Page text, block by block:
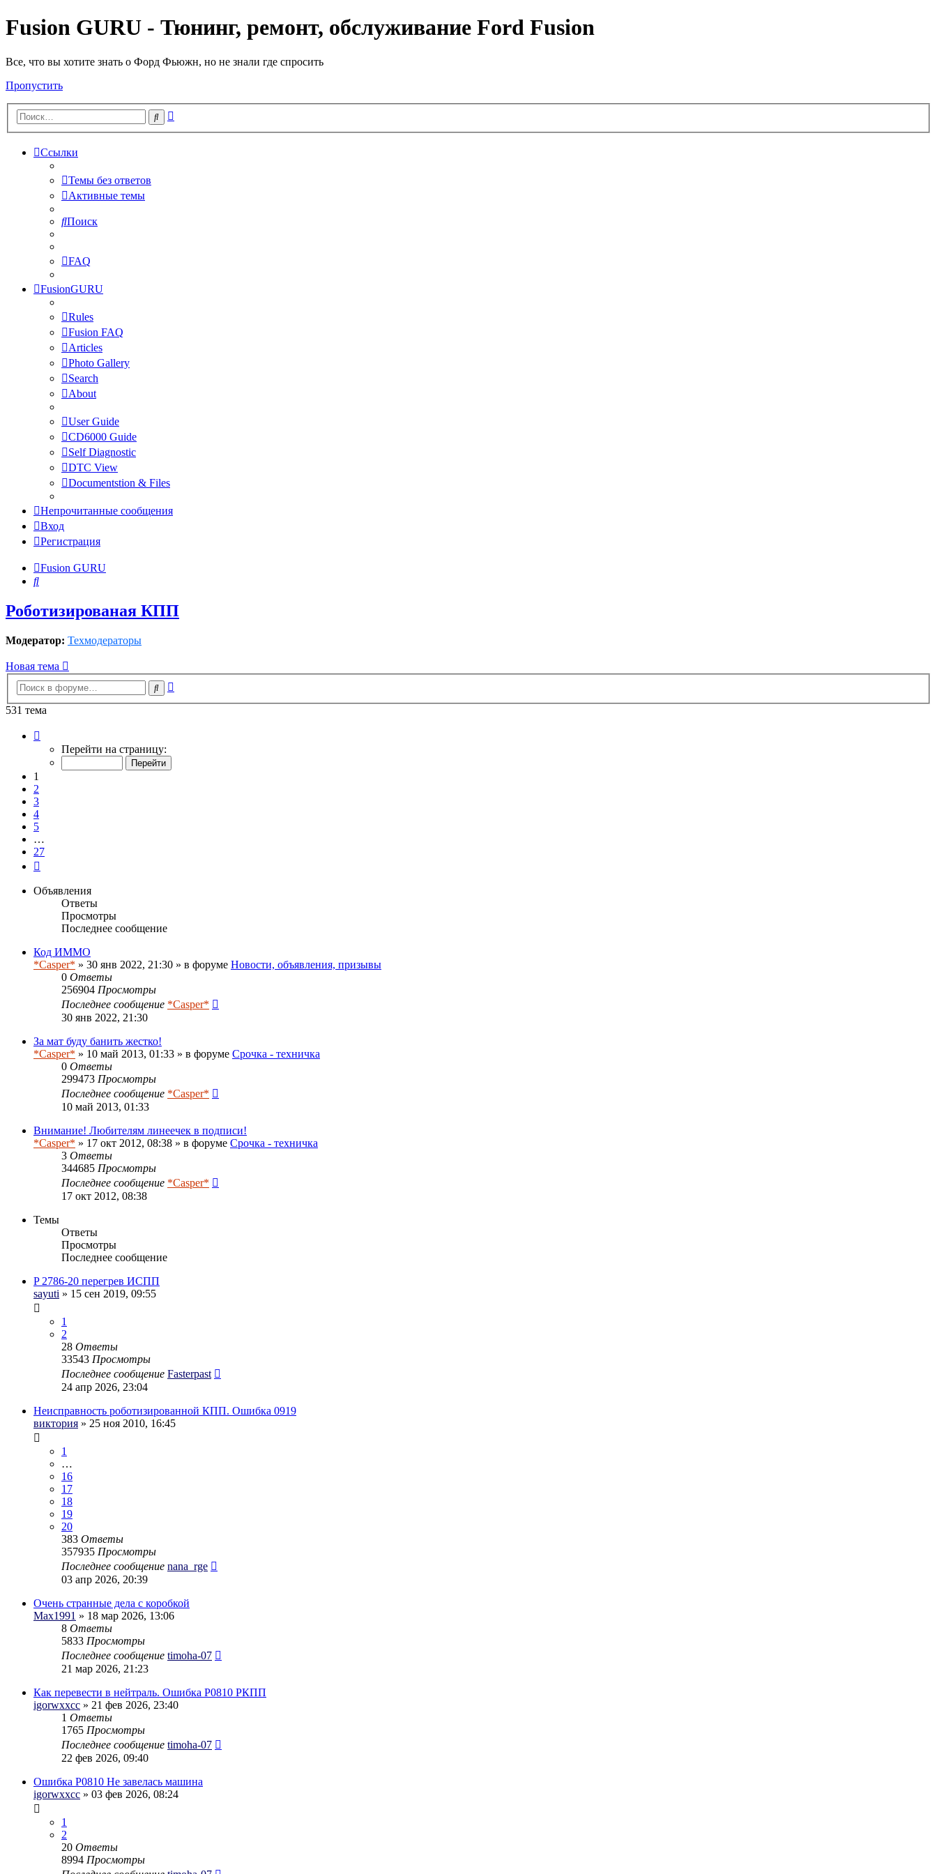
Fusion GURU - Тюнинг, ремонт, обслуживание Ford Fusion
Все, что вы хотите знать о Форд Фьюжн, но не знали где спросить
Пропустить
Поиск
Ссылки
Темы без ответов
Активные темы
Поиск
FAQ
FusionGURU
Rules
Fusion FAQ
Articles
Photo Gallery
Search
About
User Guide
CD6000 Guide
Self Diagnostic
DTC View
Documentstion & Files
Непрочитанные сообщения
Вход
Регистрация
Fusion GURU
Поиск
Роботизированая КПП
Модератор: Техмодераторы
Новая тема
Поиск
531 тема
Перейти на страницу:
1
2
3
4
5
…
27
Объявления
Ответы
Просмотры
Последнее сообщение
Код ИММО
*Casper* » 30 янв 2022, 21:30 » в форуме Новости, объявления, призывы
0 Ответы
256904 Просмотры
Последнее сообщение *Casper*
30 янв 2022, 21:30
За мат буду банить жестко!
*Casper* » 10 май 2013, 01:33 » в форуме Срочка - техничка
0 Ответы
299473 Просмотры
Последнее сообщение *Casper*
10 май 2013, 01:33
Внимание! Любителям линеечек в подписи!
*Casper* » 17 окт 2012, 08:38 » в форуме Срочка - техничка
3 Ответы
344685 Просмотры
Последнее сообщение *Casper*
17 окт 2012, 08:38
Темы
Ответы
Просмотры
Последнее сообщение
P 2786-20 перегрев ИСПП
sayuti » 15 сен 2019, 09:55
1
2
28 Ответы
33543 Просмотры
Последнее сообщение Fasterpast
24 апр 2026, 23:04
Неисправность роботизированной КПП. Ошибка 0919
виктория » 25 ноя 2010, 16:45
1
…
16
17
18
19
20
383 Ответы
357935 Просмотры
Последнее сообщение nana_rge
03 апр 2026, 20:39
Очень странные дела с коробкой
Max1991 » 18 мар 2026, 13:06
8 Ответы
5833 Просмотры
Последнее сообщение timoha-07
21 мар 2026, 21:23
Как перевести в нейтраль. Ошибка P0810 РКПП
igorwxxcc » 21 фев 2026, 23:40
1 Ответы
1765 Просмотры
Последнее сообщение timoha-07
22 фев 2026, 09:40
Ошибка P0810 Не завелась машина
igorwxxcc » 03 фев 2026, 08:24
1
2
20 Ответы
8994 Просмотры